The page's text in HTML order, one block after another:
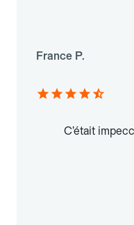
France P.
C’était